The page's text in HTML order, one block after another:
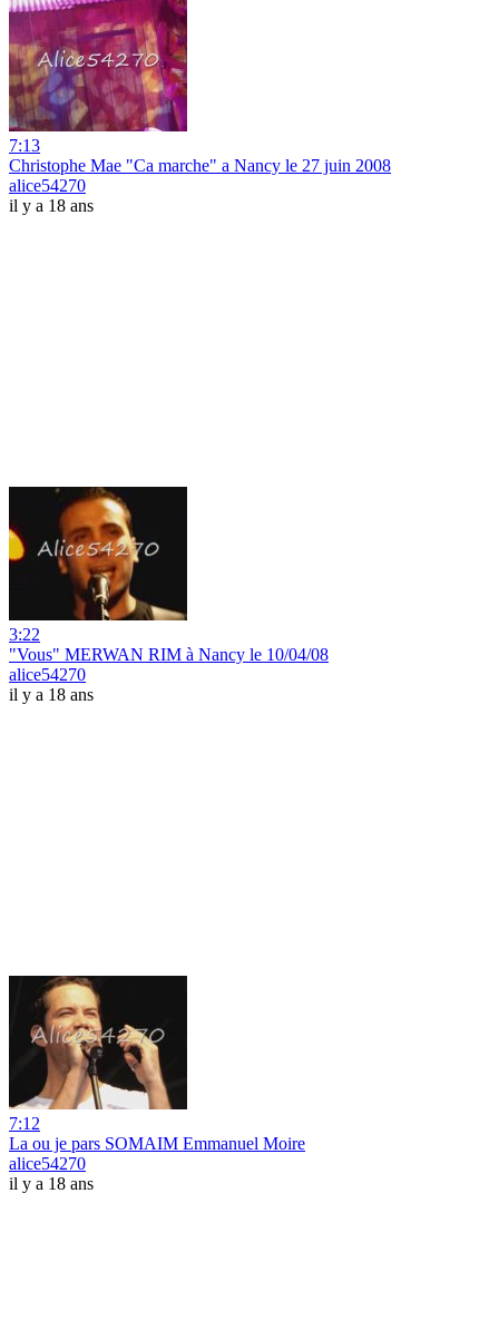
7:13
Christophe Mae "Ca marche" a Nancy le 27 juin 2008
alice54270
il y a 18 ans
3:22
"Vous" MERWAN RIM à Nancy le 10/04/08
alice54270
il y a 18 ans
7:12
La ou je pars SOMAIM Emmanuel Moire
alice54270
il y a 18 ans